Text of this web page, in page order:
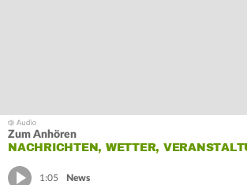
Zum Anhören
NACHRICHTEN, WETTER,
1:05 News